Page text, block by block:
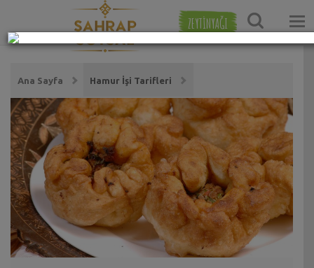
ZEYTİNYAĞI
Ana Sayfa Hamur İşi Tarifleri